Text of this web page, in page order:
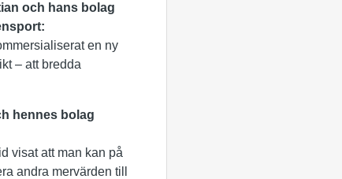
och hans bolag
en ny
– att bredda
hennes bolag
visat att man kan på
andra mervärden till